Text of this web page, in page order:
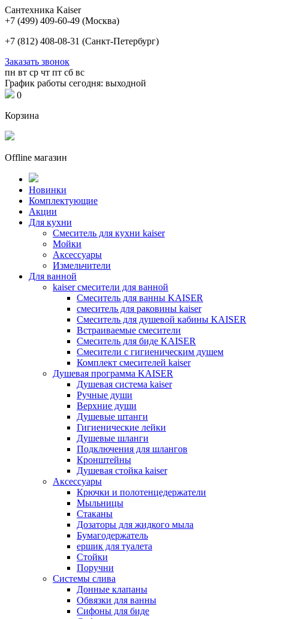
Сантехника Kaiser
+7 (499) 409-60-49 (Москва)
+7 (812) 408-08-31 (Санкт-Петербург)
Заказать звонок
пн вт ср чт пт сб вс
График работы сегодня: выходной
0
Корзина
Offline магазин
Новинки
Комплектующие
Акции
Для кухни
Cмеситель для кухни kaiser
Мойки
Аксессуары
Измельчители
Для ванной
kaiser смесители для ванной
Смеситель для ванны KAISER
смеситель для раковины kaiser
Смеситель для душевой кабины KAISER
Встраиваемые смесители
Смеситель для биде KAISER
Смесители с гигиеническим душем
Комплект смесителей kaiser
Душевая программа KAISER
Душевая система kaiser
Ручные души
Верхние души
Душевые штанги
Гигиенические лейки
Душевые шланги
Подключения для шлангов
Кронштейны
Душевая стойка kaiser
Аксессуары
Крючки и полотенцедержатели
Мыльницы
Стаканы
Дозаторы для жидкого мыла
Бумагодержатель
ершик для туалета
Стойки
Поручни
Системы слива
Донные клапаны
Обвязки для ванны
Сифоны для биде